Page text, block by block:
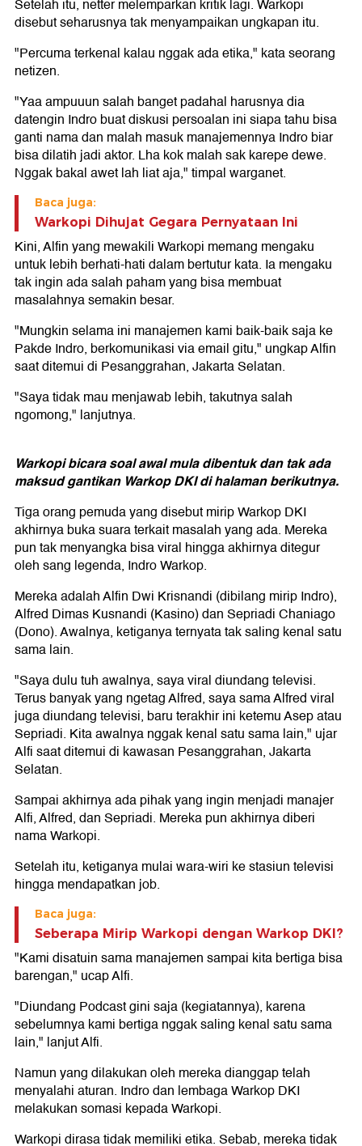
Setelah itu, netter melemparkan kritik lagi. Warkopi
disebut seharusnya tak menyampaikan ungkapan itu.
"Percuma terkenal kalau nggak ada etika," kata seorang
netizen.
"Yaa ampuuun salah banget padahal harusnya dia
datengin Indro buat diskusi persoalan ini siapa tahu bisa
ganti nama dan malah masuk manajemennya Indro biar
bisa dilatih jadi aktor. Lha kok malah sak karepe dewe.
Nggak bakal awet lah liat aja," timpal warganet.
Baca juga:
Warkopi Dihujat Gegara Pernyataan Ini
Kini, Alfin yang mewakili Warkopi memang mengaku
untuk lebih berhati-hati dalam bertutur kata. Ia mengaku
tak ingin ada salah paham yang bisa membuat
masalahnya semakin besar.
"Mungkin selama ini manajemen kami baik-baik saja ke
Pakde Indro, berkomunikasi via email gitu," ungkap Alfin
saat ditemui di Pesanggrahan, Jakarta Selatan.
"Saya tidak mau menjawab lebih, takutnya salah
ngomong," lanjutnya.
Warkopi bicara soal awal mula dibentuk dan tak ada
maksud gantikan Warkop DKI di halaman berikutnya.
Tiga orang pemuda yang disebut mirip Warkop DKI
akhirnya buka suara terkait masalah yang ada. Mereka
pun tak menyangka bisa viral hingga akhirnya ditegur
oleh sang legenda, Indro Warkop.
Mereka adalah Alfin Dwi Krisnandi (dibilang mirip Indro),
Alfred Dimas Kusnandi (Kasino) dan Sepriadi Chaniago
(Dono). Awalnya, ketiganya ternyata tak saling kenal satu
sama lain.
"Saya dulu tuh awalnya, saya viral diundang televisi.
Terus banyak yang ngetag Alfred, saya sama Alfred viral
juga diundang televisi, baru terakhir ini ketemu Asep atau
Sepriadi. Kita awalnya nggak kenal satu sama lain," ujar
Alfi saat ditemui di kawasan Pesanggrahan, Jakarta
Selatan.
Sampai akhirnya ada pihak yang ingin menjadi manajer
Alfi, Alfred, dan Sepriadi. Mereka pun akhirnya diberi
nama Warkopi.
Setelah itu, ketiganya mulai wara-wiri ke stasiun televisi
hingga mendapatkan job.
Baca juga:
Seberapa Mirip Warkopi dengan Warkop DKI?
"Kami disatuin sama manajemen sampai kita bertiga bisa
barengan," ucap Alfi.
"Diundang Podcast gini saja (kegiatannya), karena
sebelumnya kami bertiga nggak saling kenal satu sama
lain," lanjut Alfi.
Namun yang dilakukan oleh mereka dianggap telah
menyalahi aturan. Indro dan lembaga Warkop DKI
melakukan somasi kepada Warkopi.
Warkopi dirasa tidak memiliki etika. Sebab, mereka tidak